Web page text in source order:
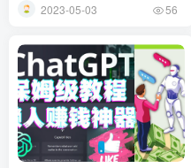
2023-05-03 56